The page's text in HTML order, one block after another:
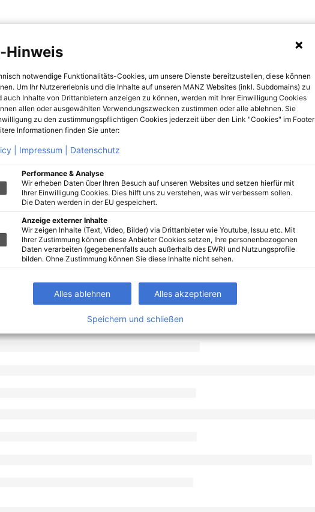
Hinweis
notwendige Funktionalitäts-Cookies, um unsere Dienste bereitzustellen, diese können
Um Ihr Nutzererlebnis und die Inhalte auf unseren MANZ Websites (inkl. Subdomains) zu
auch Inhalte von Drittanbietern anzeigen zu können, werden mit Ihrer Einwilligung Cookies
allen oder ausgewählten Verwendungszwecken zustimmen oder alle ablehnen. Sie
zu den zustimmungspflichtigen Cookies jederzeit über den Link "Cookies" im Footer
Informationen finden Sie unter:
| Impressum | Datenschutz
Performance & Analyse
Wir erheben Daten über Ihren Besuch auf unseren Websites und setzen hierfür mit
Ihrer Einwilligung Cookies. Dies hilft uns zu verstehen, was wir verbessern sollen.
Die Daten werden in der EU gespeichert.
Anzeige externer Inhalte
Wir zeigen Inhalte (Text, Video, Bilder) via Drittanbieter wie Youtube, Issuu etc. Mit
Ihrer Zustimmung können diese Anbieter Cookies setzen, Ihre personenbezogenen
Daten verarbeiten (gegebenenfalls auch außerhalb des EWR) und Nutzungsprofile
bilden. Ohne Zustimmung können Sie diese Inhalte nicht sehen.
Alles ablehnen Alles akzeptieren
Speichern und schließen